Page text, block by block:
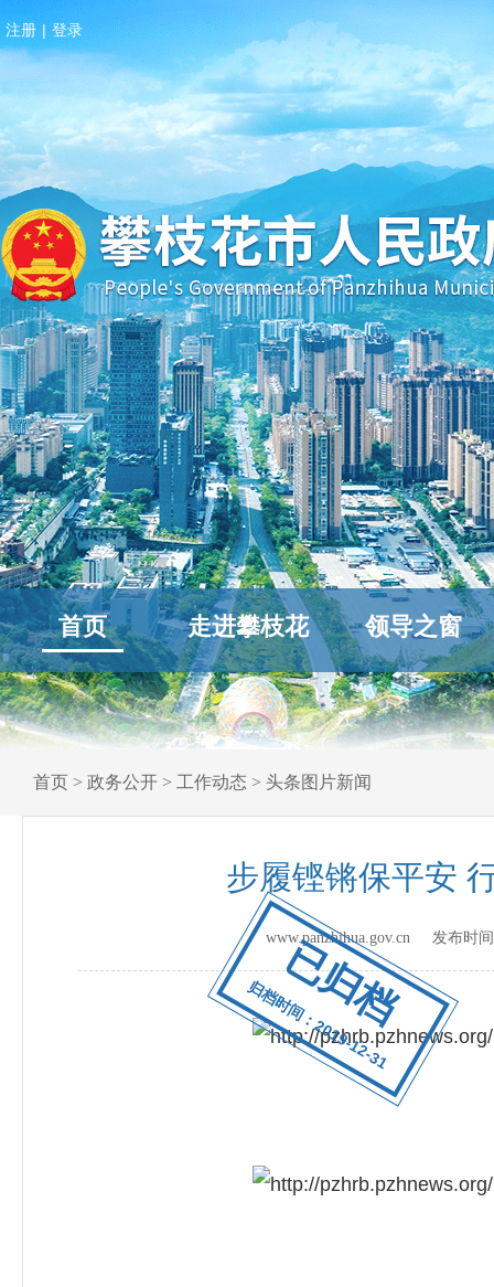
已归档
归档时间：2019-12-31
注册 | 登录
首页 走进攀枝花 领导之窗
首页 > 政务公开 > 工作动态 > 头条图片新闻
步履铿锵保平安
www.panzhihua.gov.cn 发布时